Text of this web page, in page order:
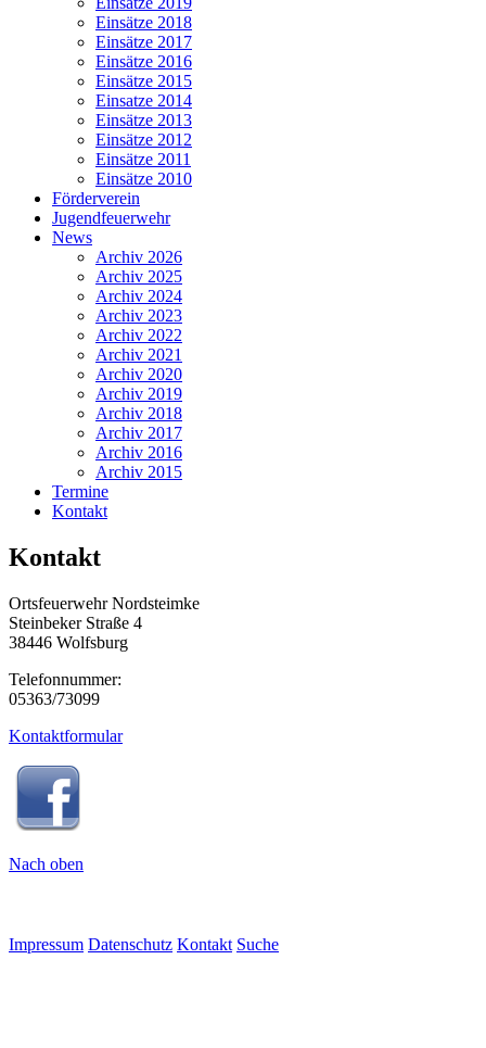
Einsätze 2018
Einsätze 2017
Einsätze 2016
Einsätze 2015
Einsatze 2014
Einsätze 2013
Einsätze 2012
Einsätze 2011
Einsätze 2010
Förderverein
Jugendfeuerwehr
News
Archiv 2026
Archiv 2025
Archiv 2024
Archiv 2023
Archiv 2022
Archiv 2021
Archiv 2020
Archiv 2019
Archiv 2018
Archiv 2017
Archiv 2016
Archiv 2015
Termine
Kontakt
Kontakt
Ortsfeuerwehr Nordsteimke
Steinbeker Straße 4
38446 Wolfsburg
Telefonnummer:
05363/73099
Kontaktformular
Nach oben
Impressum Datenschutz Kontakt Suche